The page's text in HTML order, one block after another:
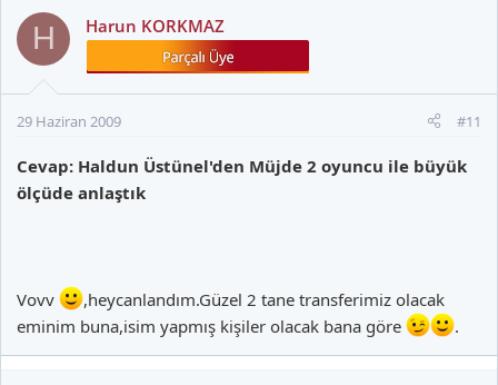
H Harun KORKMAZ
29 Haziran 2009 #11
Cevap: Haldun Üstünel'den Müjde 2 oyuncu ile büyük
ölçüde anlaştık
Vovv
,heycanlandım.Güzel 2 tane transferimiz olacak
eminim buna,isim yapmış kişiler olacak bana göre
.